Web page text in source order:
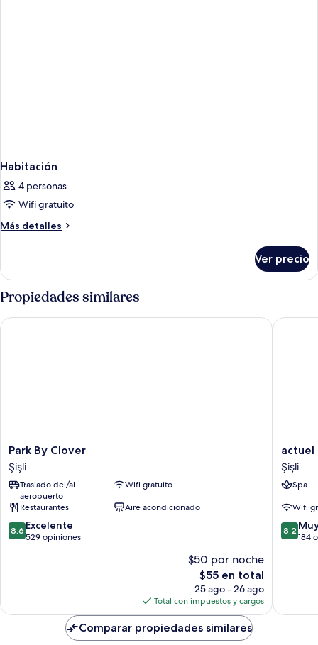
Habitación
4 personas
Wifi gratuito
Más detalles
Más
Ver precio
Propiedades similares
Park
By
Clover
Şişli
Park By Clover
Şişli
Traslado del/al
aeropuerto
Wifi gratuito
Restaurantes
Aire acondicionado
8.6
de
8.6 Excelente
529 opiniones
$50 por noche
El
precio
actual
es
de
$55
$55 en total
25 ago - 26 ago
Total con impuestos y cargos
Park By Clover
actuel
life
hotel
Şişli
Şişli
Spa
Wifi
8.2
de
8.2
184
actuel
Comparar propiedades similares